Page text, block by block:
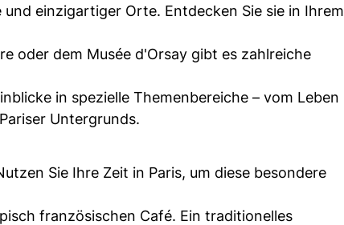
einzigartiger Orte. Entdecken Sie sie in Ihrem
oder dem Musée d'Orsay gibt es zahlreiche
in spezielle Themenbereiche – vom Leben
Untergrunds.
Sie Ihre Zeit in Paris, um diese besondere
französischen Café. Ein traditionelles